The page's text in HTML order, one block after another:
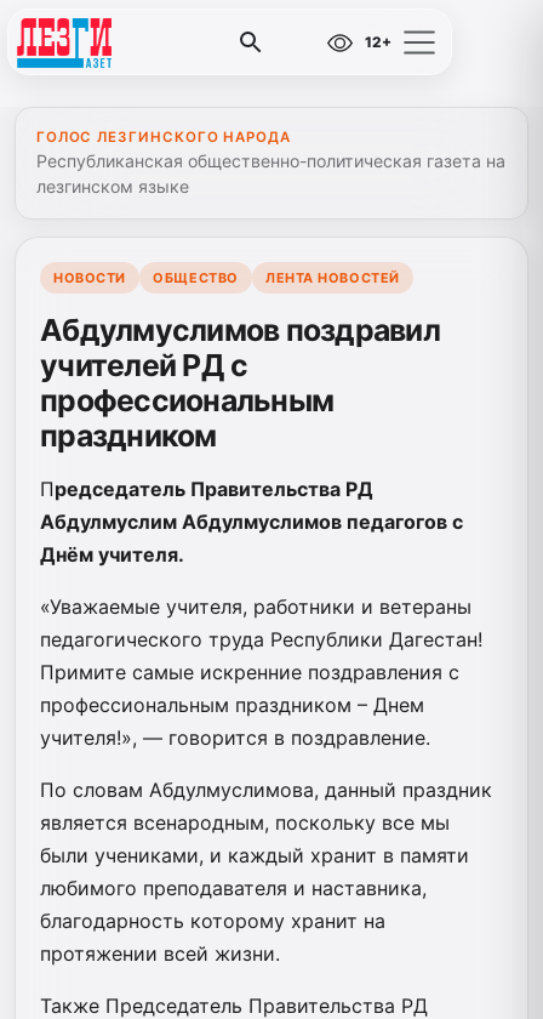
12+
ГОЛОС ЛЕЗГИНСКОГО НАРОДА
Республиканская общественно-политическая газета на
лезгинском языке
НОВОСТИ ОБЩЕСТВО ЛЕНТА НОВОСТЕЙ
Абдулмуслимов поздравил
учителей РД с
профессиональным
праздником
Председатель Правительства РД
Абдулмуслим Абдулмуслимов педагогов с
Днём учителя.
«Уважаемые учителя, работники и ветераны
педагогического труда Республики Дагестан!
Примите самые искренние поздравления с
профессиональным праздником – Днем
учителя!», — говорится в поздравление.
По словам Абдулмуслимова, данный праздник
является всенародным, поскольку все мы
были учениками, и каждый хранит в памяти
любимого преподавателя и наставника,
благодарность которому хранит на
протяжении всей жизни.
Также Председатель Правительства РД